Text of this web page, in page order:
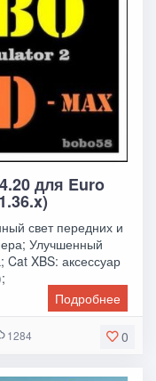
для Euro
свет передних и
Улучшенный
Cat XBS: аксессуар
Подробнее
0
1284